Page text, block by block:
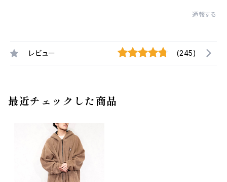
通報する
レビュー (245)
最近チェックした商品